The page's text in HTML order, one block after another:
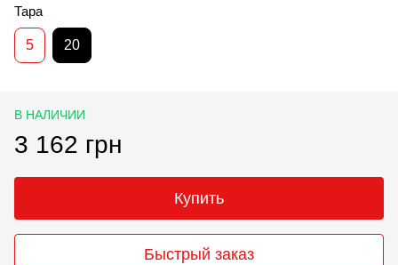
Тара
5 20
В НАЛИЧИИ
3 162 грн
Купить
Быстрый заказ